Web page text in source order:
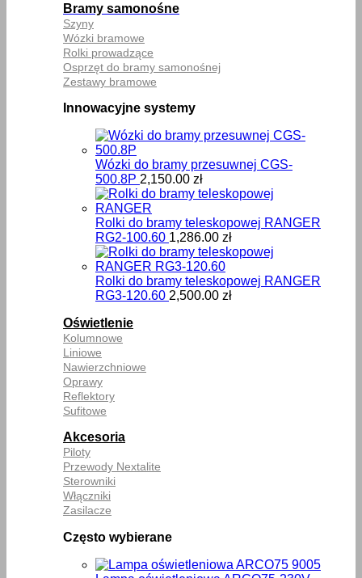
Bramy samonośne
Szyny
Wózki bramowe
Rolki prowadzące
Osprzęt do bramy samonośnej
Zestawy bramowe
Innowacyjne systemy
Wózki do bramy przesuwnej CGS-
500.8P 2,150.00 zł
Rolki do bramy teleskopowej RANGER
RG2-100.60 1,286.00 zł
Rolki do bramy teleskopowej RANGER
RG3-120.60 2,500.00 zł
Oświetlenie
Kolumnowe
Liniowe
Nawierzchniowe
Oprawy
Reflektory
Sufitowe
Akcesoria
Piloty
Przewody Nextalite
Sterowniki
Włączniki
Zasilacze
Często wybierane